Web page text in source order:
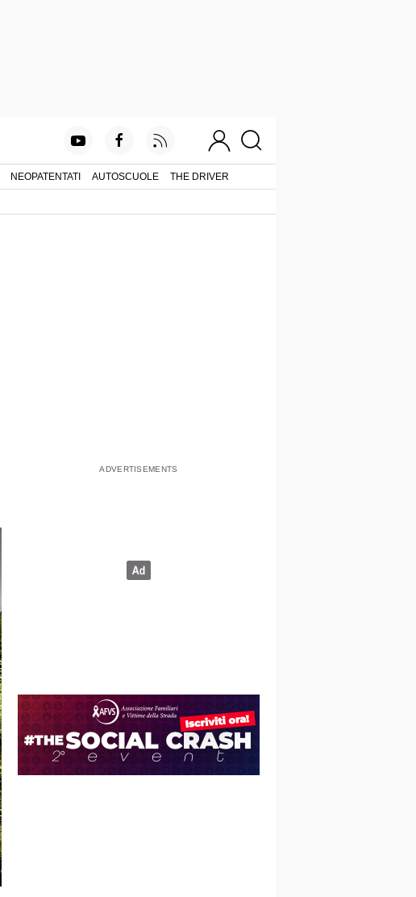
NEOPATENTATI AUTOSCUOLE THE DRIVER